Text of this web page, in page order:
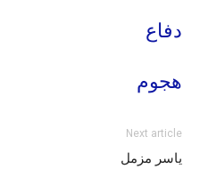
دفاع
هجوم
Next article
ياسر مزمل